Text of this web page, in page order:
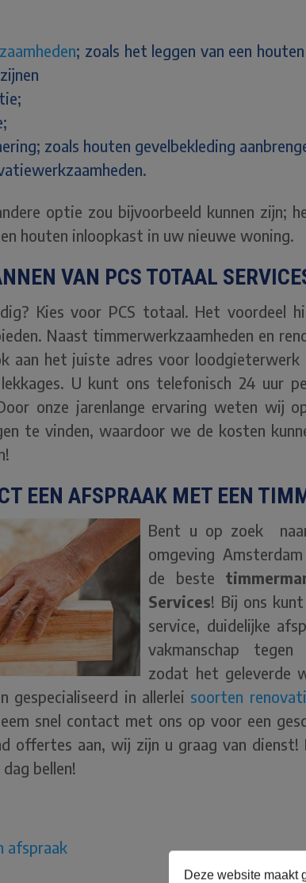
Deze website maakt
; zoals het leggen van een
zoals houten gevelbekleding
optie zou bijvoorbeeld kunnen zijn;
houten inloopkast in uw nieuwe woning.
VAN PCS TOTAAL
Kies voor PCS totaal. Het voordeel
Naast timmerwerkzaamheden en
aan het juiste adres voor loodgieterwerk
U kunt ons telefonisch 24 uur
onze jarenlange ervaring weten wij
te vinden, waardoor we de kosten
EEN AFSPRAAK MET EEN
Bent u op zoek
omgeving
de beste
Services! Bij ons
service, duidelijke
vakmanschap
zodat het geleverde
gespecialiseerd in allerlei soorten
snel contact met ons op voor een
offertes aan, wij zijn u graag van dienst!
bellen!
afspraak